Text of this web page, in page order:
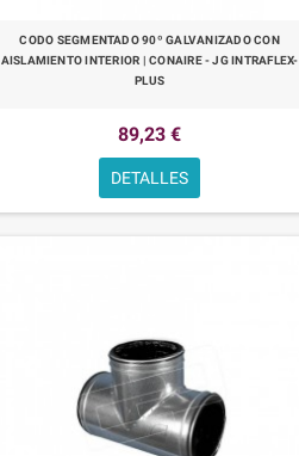
CODO SEGMENTADO 90º GALVANIZADO CON
AISLAMIENTO INTERIOR | CONAIRE - JG INTRAFLEX-
PLUS
89,23 €
DETALLES